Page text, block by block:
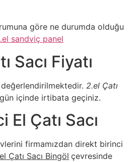
göre ne durumda olduğu
sandviç panel
Sacı Fiyatı
2.el Çatı
içinde irtibata geçiniz.
El Çatı Sacı
firmamızdan direkt birinci
Çatı Sacı Bingöl çevresinde